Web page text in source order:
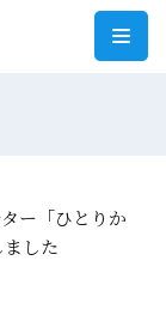
ー「ひとりか
した